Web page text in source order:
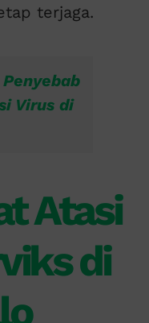
terjaga.
Virus di
Atasi
di